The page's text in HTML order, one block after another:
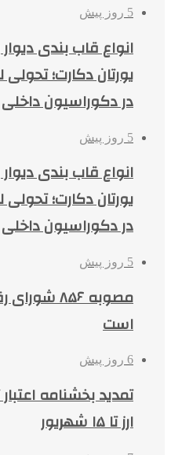
5 روز پیش
انواع قاب بندی
یورتان دکارت؛
در دکوراسیون داخلی
5 روز پیش
انواع قاب بندی
یورتان دکارت؛
در دکوراسیون داخلی
5 روز پیش
مصوبه ۸۵۶
است
6 روز پیش
تمدید بخشنامه
ارز تا ۱۵ شهریور